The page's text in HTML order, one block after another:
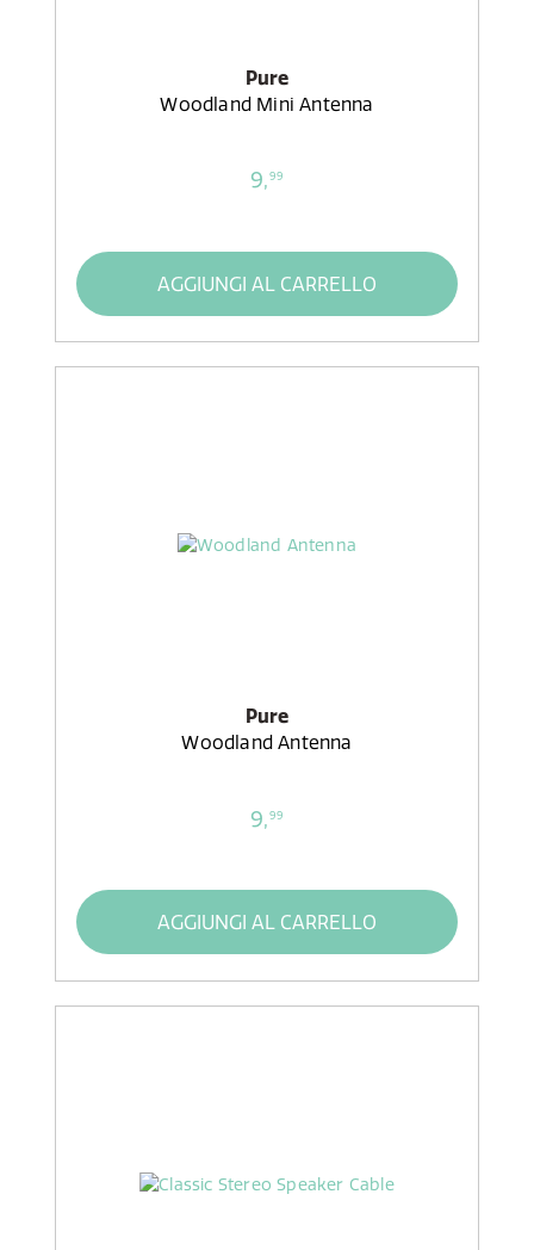
Pure
Woodland Mini Antenna
9,99
AGGIUNGI AL CARRELLO
Pure
Woodland Antenna
9,99
AGGIUNGI AL CARRELLO